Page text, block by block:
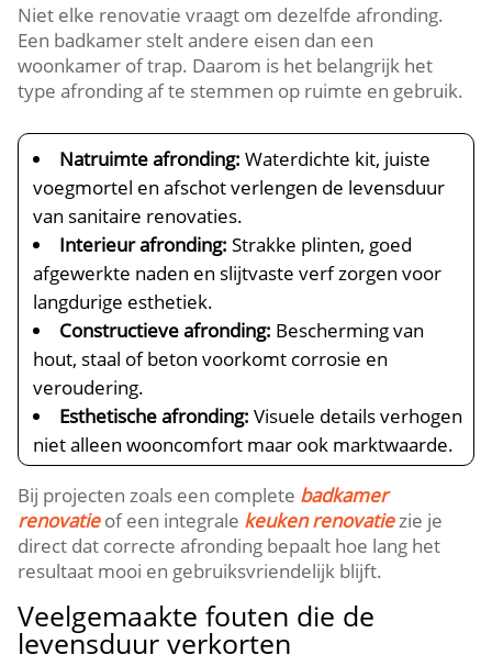
Niet elke renovatie vraagt om dezelfde afronding.​
Een badkamer stelt andere eisen dan een
woonkamer of trap.​ Daarom is het belangrijk het
type afronding af te stemmen op ruimte en gebruik.​
Natruimte afronding: Waterdichte kit, juiste
voegmortel en afschot verlengen de levensduur
van sanitaire renovaties.​
Interieur afronding: Strakke plinten, goed
afgewerkte naden en slijtvaste verf zorgen voor
langdurige esthetiek.​
Constructieve afronding: Bescherming van
hout, staal of beton voorkomt corrosie en
veroudering.​
Esthetische afronding: Visuele details verhogen
niet alleen wooncomfort maar ook marktwaarde.​
Bij projecten zoals een complete badkamer
renovatieof een integrale keuken renovatiezie je
direct dat correcte afronding bepaalt hoe lang het
resultaat mooi en gebruiksvriendelijk blijft.​
Veelgemaakte fouten die de
levensduur verkorten